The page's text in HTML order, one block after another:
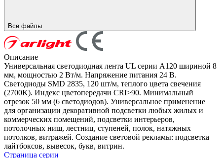
Все файлы
Описание
Универсальная светодиодная лента UL серии A120 шириной 8
мм, мощностью 2 Вт/м. Напряжение питания 24 В.
Светодиоды SMD 2835, 120 шт/м, теплого цвета свечения
(2700K). Индекс цветопередачи CRI>90. Минимальный
отрезок 50 мм (6 светодиодов). Универсальное применение
для организации декоративной подсветки любых жилых и
коммерческих помещений, подсветки интерьеров,
потолочных ниш, лестниц, ступеней, полок, натяжных
потолков, витражей. Создание световой рекламы: подсветка
лайтбоксов, вывесок, букв, витрин.
Страница серии